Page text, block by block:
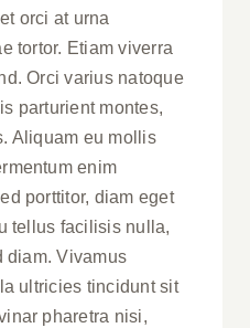
orci at urna
tortor. Etiam viverra
Orci varius natoque
parturient montes,
Aliquam eu mollis
enim
porttitor, diam eget
tellus facilisis nulla,
diam. Vivamus
ultricies tincidunt sit
pharetra nisi,